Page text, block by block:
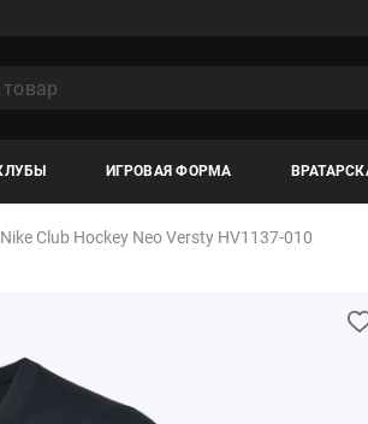
ИГРОВАЯ ФОРМА
Club Hockey Neo Versty HV1137-010